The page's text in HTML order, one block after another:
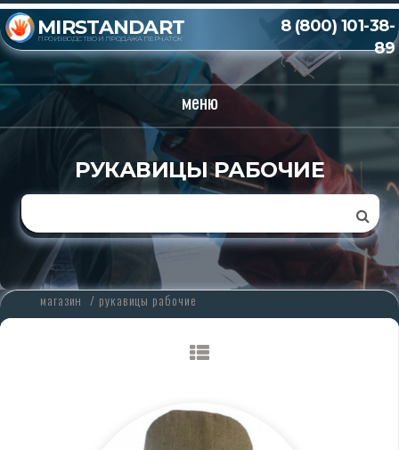
MIRSTANDART
ПРОИЗВОДСТВО И ПРОДАЖА ПЕРЧАТОК
8 (800) 101-38-
89
меню
РУКАВИЦЫ РАБОЧИЕ
магазин / рукавицы рабочие